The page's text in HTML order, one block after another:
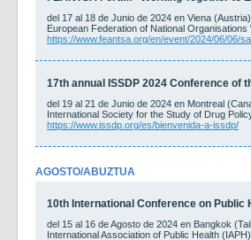
del 17 al 18 de Junio de 2024 en Viena (Austria)
European Federation of National
https://www.feantsa.org/en/event/2024/06/06/
17th annual ISSDP 2024 Conference of
del 19 al 21 de Junio de 2024 en Montreal
International Society for the Study of Drug
https://www.issdp.org/es/bienvenida-a-issdp/
AGOSTO/ABUZTUA
10th International Conference on Public
del 15 al 16 de Agosto de 2024 en Bangkok
International Association of Public Health